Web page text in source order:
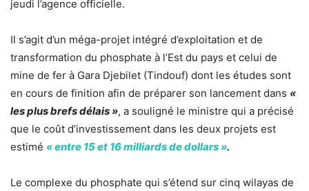
jeudi l’agence officielle.
Il s’agit d’un méga-projet intégré d’exploitation et de
transformation du phosphate à l’Est du pays et celui de
mine de fer à Gara Djebilet (Tindouf) dont les études sont
en cours de finition afin de préparer son lancement dans «
les plus brefs délais », a souligné le ministre qui a précisé
que le coût d’investissement dans les deux projets est
estimé « entre 15 et 16 milliards de dollars ».
Le complexe du phosphate qui s’étend sur cinq wilayas de